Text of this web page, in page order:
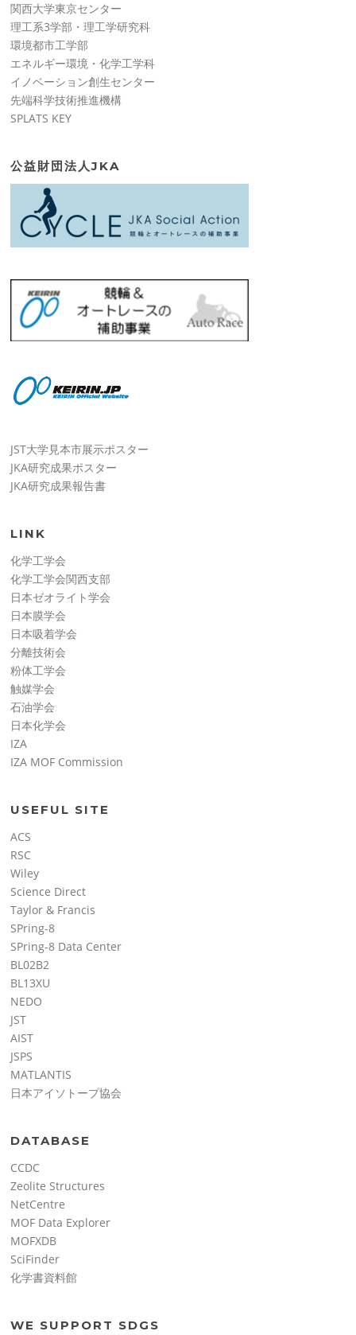
関西大学東京センター
理工系3学部・理工学研究科
環境都市工学部
エネルギー環境・化学工学科
イノベーション創生センター
先端科学技術推進機構
SPLATS KEY
公益財団法人JKA
JST大学見本市展示ポスター
JKA研究成果ポスター
JKA研究成果報告書
LINK
化学工学会
化学工学会関西支部
日本ゼオライト学会
日本膜学会
日本吸着学会
分離技術会
粉体工学会
触媒学会
石油学会
日本化学会
IZA
IZA MOF Commission
USEFUL SITE
ACS
RSC
Wiley
Science Direct
Taylor & Francis
SPring-8
SPring-8 Data Center
BL02B2
BL13XU
NEDO
JST
AIST
JSPS
MATLANTIS
日本アイソトープ協会
DATABASE
CCDC
Zeolite Structures
NetCentre
MOF Data Explorer
MOFXDB
SciFinder
化学書資料館
WE SUPPORT SDGS